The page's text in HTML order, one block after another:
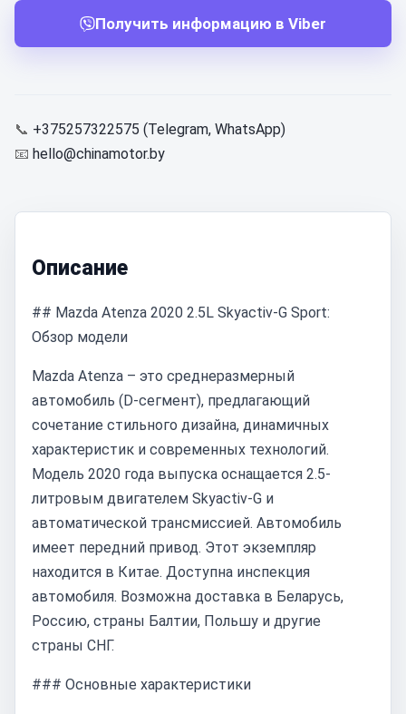
Получить информацию в Viber
📞 +375257322575 (Telegram, WhatsApp)
📧 hello@chinamotor.by
Описание
## Mazda Atenza 2020 2.5L Skyactiv-G Sport:
Обзор модели
Mazda Atenza – это среднеразмерный
автомобиль (D-сегмент), предлагающий
сочетание стильного дизайна, динамичных
характеристик и современных технологий.
Модель 2020 года выпуска оснащается 2.5-
литровым двигателем Skyactiv-G и
автоматической трансмиссией. Автомобиль
имеет передний привод. Этот экземпляр
находится в Китае. Доступна инспекция
автомобиля. Возможна доставка в Беларусь,
Россию, страны Балтии, Польшу и другие
страны СНГ.
### Основные характеристики